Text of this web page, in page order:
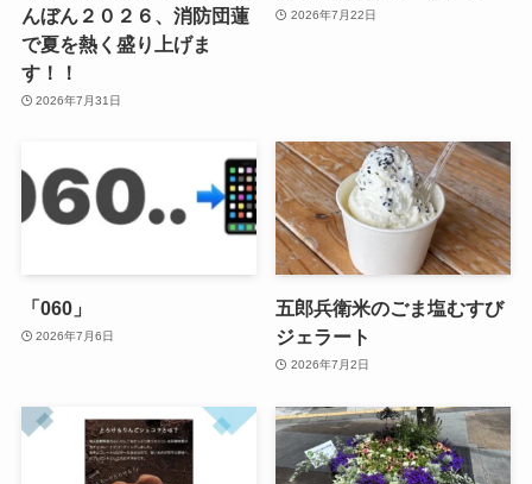
んぼん２０２６、消防団蓮
で夏を熱く盛り上げま
す！！
2026年7月31日
2026年7月22日
「060」
2026年7月6日
五郎兵衛米のごま塩むすび
ジェラート
2026年7月2日